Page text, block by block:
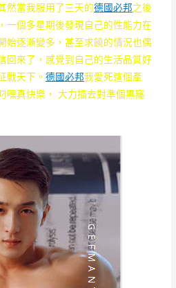
然當我服用了三天的德國必邦之後
一個多星期後發現自己的性能力在
始逐漸變多，甚至求饒的情況也偶
回來了，感覺到自己的生活品質好
戰天下。德國必邦我愛死這個產
嘿真快樂， 大力插去對準個黒窿